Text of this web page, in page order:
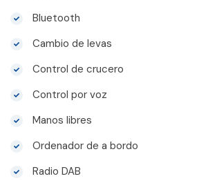
Bluetooth
Cambio de levas
Control de crucero
Control por voz
Manos libres
Ordenador de a bordo
Radio DAB